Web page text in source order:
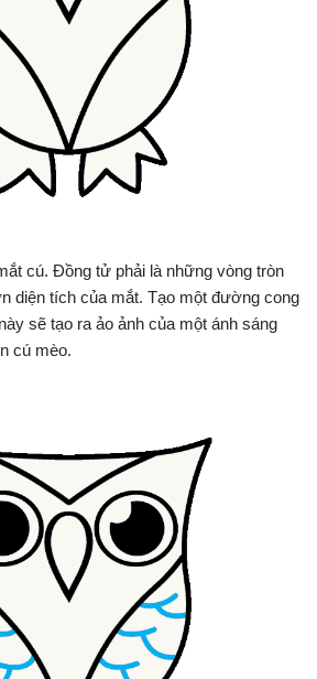
cú. Đồng tử phải là những vòng tròn
diện tích của mắt. Tạo một đường cong
sẽ tạo ra ảo ảnh của một ánh sáng
cú mèo.